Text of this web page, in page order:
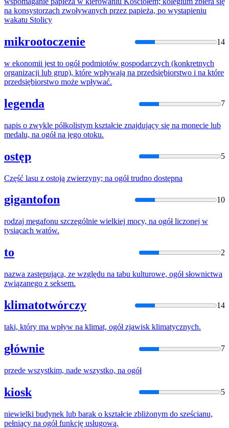
na konsystorzach zwoływanych przez papieża, po wystąpieniu
wakatu Stolicy
mikrootoczenie 14
w ekonomii jest to ogółpodmiotów gospodarczych (konkretnych
organizacji lub grup), które wpływają na przedsiębiorstwo i na które
przedsiębiorstwo może wpływać.
legenda 7
napis o zwykle półkolistym kształcie znajdujący się na monecie lub
medalu, na ogół na jego otoku.
ostęp 5
Część lasu z ostoją zwierzyny; na ogółtrudno dostępna
gigantofon 10
rodzaj megafonu szczególnie wielkiej mocy, na ogółliczonej w
tysiącach watów.
to 2
nazwa zastępująca, ze względu na tabu kulturowe, ogółsłownictwa
związanego z seksem.
klimatotwórczy 14
taki, który ma wpływ na klimat, ogółzjawisk klimatycznych.
głównie 7
przede wszystkim, nade wszystko, na ogół
kiosk 5
niewielki budynek lub barak o kształcie zbliżonym do sześcianu,
pełniący na ogółfunkcję usługową.